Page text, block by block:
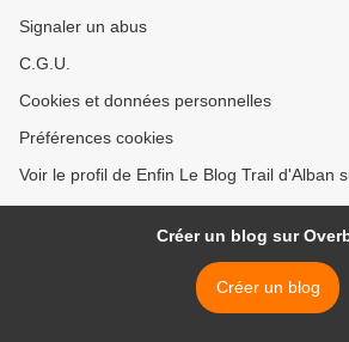
Signaler un abus
C.G.U.
Cookies et données personnelles
Préférences cookies
Voir le profil de Enfin Le Blog Trail d'Alban
Créer un blog sur
Créer un blog